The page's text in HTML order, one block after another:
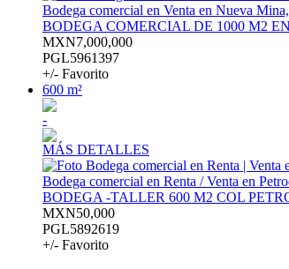
Bodega comercial en Venta en Nueva
BODEGA COMERCIAL DE 1000 M2
MXN7,000,000
PGL5961397
+/- Favorito
600 m²
-
MÁS DETALLES
Bodega comercial en Renta / Venta en
BODEGA -TALLER 600 M2 COL
MXN50,000
PGL5892619
+/- Favorito